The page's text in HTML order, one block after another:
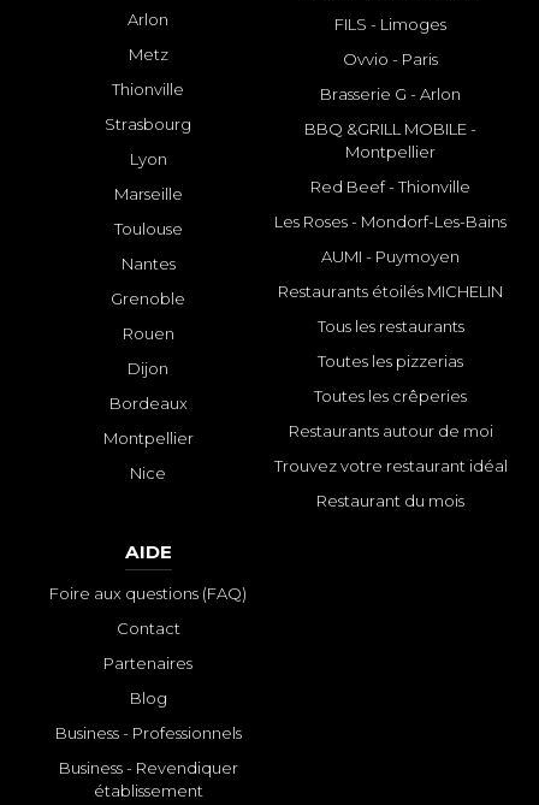
Arlon
Metz
Thionville
Strasbourg
Lyon
Marseille
Toulouse
Nantes
Grenoble
Rouen
Dijon
Bordeaux
Montpellier
Nice
FILS - Limoges
Ovvio - Paris
Brasserie G - Arlon
BBQ &GRILL MOBILE -
Montpellier
Red Beef - Thionville
Les Roses - Mondorf-Les-Bains
AUMI - Puymoyen
Restaurants étoilés MICHELIN
Tous les restaurants
Toutes les pizzerias
Toutes les crêperies
Restaurants autour de moi
Trouvez votre restaurant idéal
Restaurant du mois
AIDE
Foire aux questions (FAQ)
Contact
Partenaires
Blog
Business - Professionnels
Business - Revendiquer
établissement